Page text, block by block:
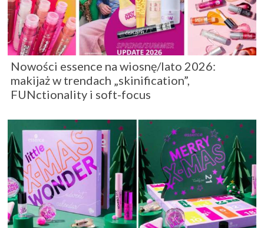
Nowości essence na wiosnę/lato 2026:
makijaż w trendach „skinification”,
FUNctionality i soft-focus